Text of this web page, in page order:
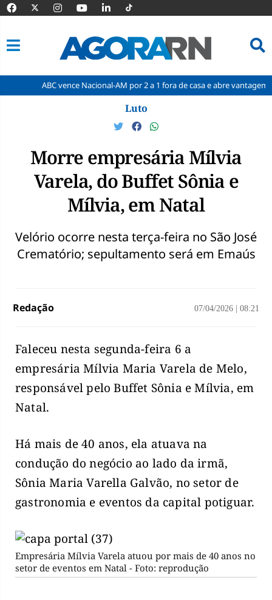
ABC vence Nacional-AM por 2 a 1 fora de casa e abre vantagem nas quartas
Luto
Morre empresária Mílvia
Varela, do Buffet Sônia e
Mílvia, em Natal
Velório ocorre nesta terça-feira no São José
Crematório; sepultamento será em Emaús
Redação 07/04/2026 08:21
Faleceu nesta segunda-feira 6 a
empresária Mílvia Maria Varela de Melo,
responsável pelo Buffet Sônia e Mílvia, em
Natal.
Há mais de 40 anos, ela atuava na
condução do negócio ao lado da irmã,
Sônia Maria Varella Galvão, no setor de
gastronomia e eventos da capital potiguar.
Empresária Mílvia Varela atuou por mais de 40 anos no
setor de eventos em Natal - Foto: reprodução